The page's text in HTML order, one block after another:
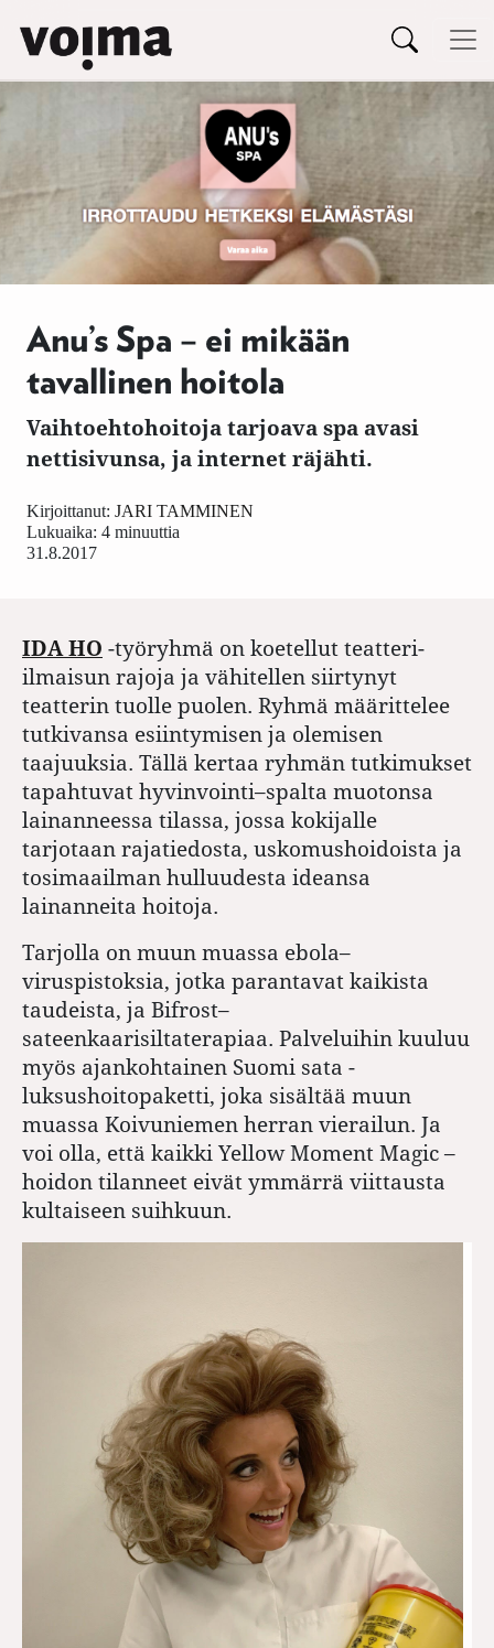
Siirry sisältöön
Päävalikko
Anu’s Spa – ei mikään
tavallinen hoitola
Vaihtoehtohoitoja tarjoava spa avasi
nettisivunsa, ja internet räjähti.
31.8.2017
Kirjoittanut: JARI TAMMINEN
Lukuaika: 4 minuuttia
IDA HO -työryhmä on koetellut teatteri-
ilmaisun rajoja ja vähitellen siirtynyt
teatterin tuolle puolen. Ryhmä määrittelee
tutkivansa esiintymisen ja olemisen
taajuuksia. Tällä kertaa ryhmän tutkimukset
tapahtuvat hyvinvointi–spalta muotonsa
lainanneessa tilassa, jossa kokijalle
tarjotaan rajatiedosta, uskomushoidoista ja
tosimaailman hulluudesta ideansa
lainanneita hoitoja.
Tarjolla on muun muassa ebola–
viruspistoksia, jotka parantavat kaikista
taudeista, ja Bifrost–
sateenkaarisiltaterapiaa. Palveluihin kuuluu
myös ajankohtainen Suomi sata -
luksushoitopaketti, joka sisältää muun
muassa Koivuniemen herran vierailun. Ja
voi olla, että kaikki Yellow Moment Magic –
hoidon tilanneet eivät ymmärrä viittausta
kultaiseen suihkuun.